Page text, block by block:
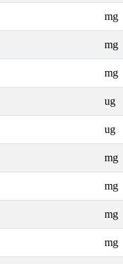
mg
mg
mg
ug
ug
mg
mg
mg
mg